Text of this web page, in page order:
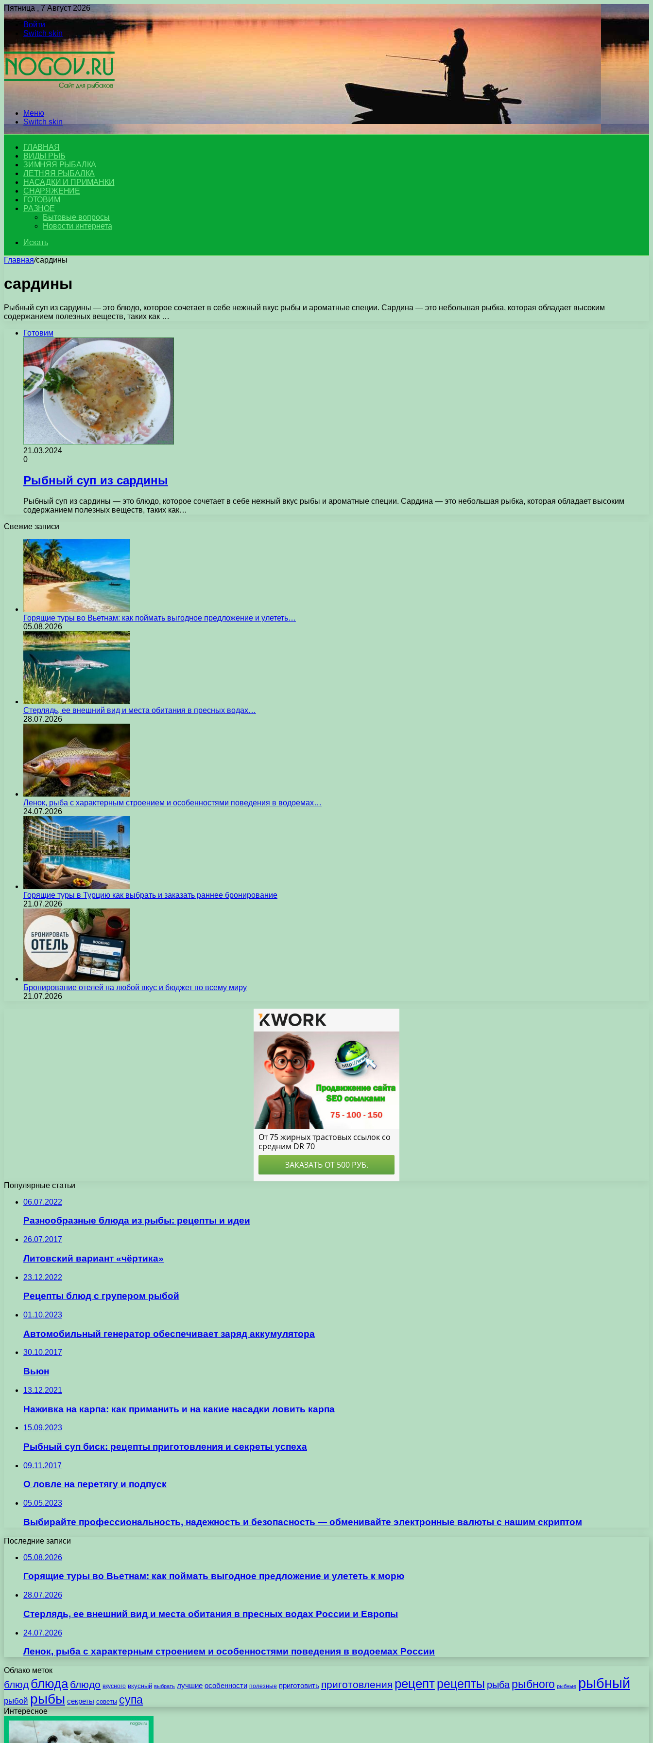
Пятница , 7 Август 2026
Войти
Switch skin
Меню
Switch skin
ГЛАВНАЯ
ВИДЫ РЫБ
ЗИМНЯЯ РЫБАЛКА
ЛЕТНЯЯ РЫБАЛКА
НАСАДКИ И ПРИМАНКИ
СНАРЯЖЕНИЕ
ГОТОВИМ
РАЗНОЕ
Бытовые вопросы
Новости интернета
Искать
Главная/сардины
сардины
Рыбный суп из сардины — это блюдо, которое сочетает в себе нежный вкус рыбы и ароматные специи. Сардина — это небольшая рыбка, которая обладает высоким
содержанием полезных веществ, таких как …
Готовим
21.03.2024
0
Рыбный суп из сардины
Рыбный суп из сардины — это блюдо, которое сочетает в себе нежный вкус рыбы и ароматные специи. Сардина — это небольшая рыбка, которая обладает высоким
содержанием полезных веществ, таких как…
Свежие записи
Горящие туры во Вьетнам: как поймать выгодное предложение и улететь…
05.08.2026
Стерлядь, ее внешний вид и места обитания в пресных водах…
28.07.2026
Ленок, рыба с характерным строением и особенностями поведения в водоемах…
24.07.2026
Горящие туры в Турцию как выбрать и заказать раннее бронирование
21.07.2026
Бронирование отелей на любой вкус и бюджет по всему миру
21.07.2026
Популярные статьи
06.07.2022
Разнообразные блюда из рыбы: рецепты и идеи
26.07.2017
Литовский вариант «чёртика»
23.12.2022
Рецепты блюд с групером рыбой
01.10.2023
Автомобильный генератор обеспечивает заряд аккумулятора
30.10.2017
Вьюн
13.12.2021
Наживка на карпа: как приманить и на какие насадки ловить карпа
15.09.2023
Рыбный суп биск: рецепты приготовления и секреты успеха
09.11.2017
О ловле на перетягу и подпуск
05.05.2023
Выбирайте профессиональность, надежность и безопасность — обменивайте электронные валюты с нашим скриптом
Последние записи
05.08.2026
Горящие туры во Вьетнам: как поймать выгодное предложение и улететь к морю
28.07.2026
Стерлядь, ее внешний вид и места обитания в пресных водах России и Европы
24.07.2026
Ленок, рыба с характерным строением и особенностями поведения в водоемах России
Облако меток
блюд блюда блюдо вкусного вкусный выбрать лучшие особенности полезные приготовить приготовления рецептрецепты рыба рыбного рыбные рыбный
рыбой рыбы секреты советы супа
Интересное